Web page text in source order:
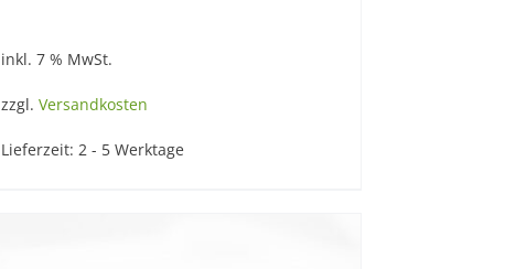
inkl. 7 % MwSt.
zzgl. Versandkosten
Lieferzeit: 2 - 5 Werktage